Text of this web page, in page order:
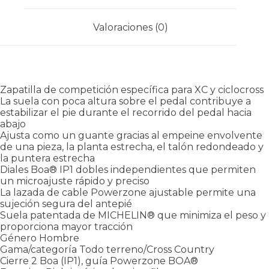
Valoraciones (0)
Zapatilla de competición específica para XC y ciclocross
La suela con poca altura sobre el pedal contribuye a
estabilizar el pie durante el recorrido del pedal hacia
abajo
Ajusta como un guante gracias al empeine envolvente
de una pieza, la planta estrecha, el talón redondeado y
la puntera estrecha
Diales Boa® IP1 dobles independientes que permiten
un microajuste rápido y preciso
La lazada de cable Powerzone ajustable permite una
sujeción segura del antepié
Suela patentada de MICHELIN® que minimiza el peso y
proporciona mayor tracción
Género Hombre
Gama/categoría Todo terreno/Cross Country
Cierre 2 Boa (IP1), guía Powerzone BOA®